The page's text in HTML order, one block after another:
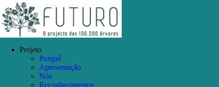
to
content
Facebook
Instagram
YouTube
Projeto
Porquê
Apresentação
Nós
Reconhecimentos